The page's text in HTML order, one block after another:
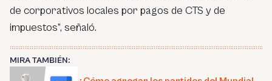
de corporativos locales por pagos de CTS y de
impuestos”, señaló.
MIRA TAMBIÉN: